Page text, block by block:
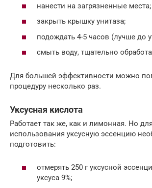
нанести на загрязненные места;
закрыть крышку унитаза;
подождать 4-5 часов (лучше до
смыть воду, тщательно
Для большей эффективности можно
процедуру несколько раз.
Уксусная кислота
Работает так же, как и лимонная. Но
использования уксусную эссенцию
подготовить:
отмерять 250 г уксусной
уксуса 9%;